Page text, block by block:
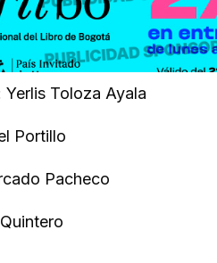
Toloza Ayala
Portillo
Pacheco